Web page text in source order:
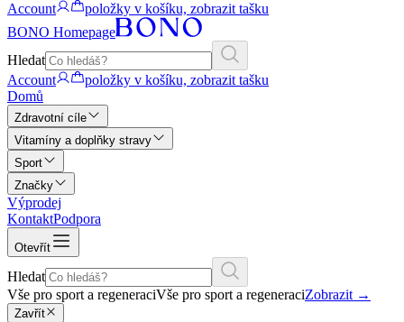
Account
položky v košíku, zobrazit tašku
BONO Homepage
Hledat
Account
položky v košíku, zobrazit tašku
Domů
Zdravotní cíle
Vitamíny a doplňky stravy
Sport
Značky
Výprodej
KontaktPodpora
Otevřít
Hledat
Vše pro sport a regeneraciVše pro sport a regeneraciZobrazit →
Zavřít